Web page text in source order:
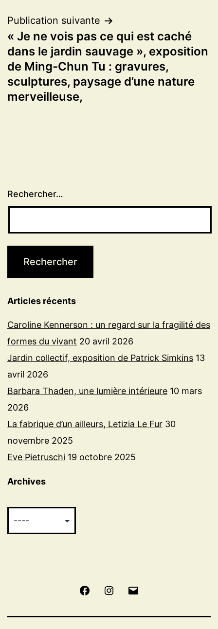
l’article
Publication suivante
« Je ne vois pas ce qui est caché
dans le jardin sauvage », exposition
de Ming-Chun Tu : gravures,
sculptures, paysage d’une nature
merveilleuse,
Rechercher…
Articles récents
Caroline Kennerson : un regard sur la fragilité des
formes du vivant 20 avril 2026
Jardin collectif, exposition de Patrick Simkins 13
avril 2026
Barbara Thaden, une lumière intérieure 10 mars
2026
La fabrique d’un ailleurs, Letizia Le Fur 30
novembre 2025
Eve Pietruschi 19 octobre 2025
Archives
FacebookInstagram